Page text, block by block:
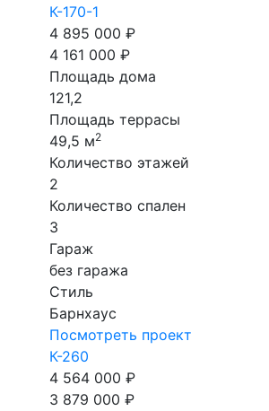
К-170-1
4 895 000 ₽
4 161 000 ₽
Площадь дома
121,2
Площадь террасы
49,5 м2
Количество этажей
2
Количество спален
3
Гараж
без гаража
Стиль
Барнхаус
Посмотреть проект
К-260
4 564 000 ₽
3 879 000 ₽